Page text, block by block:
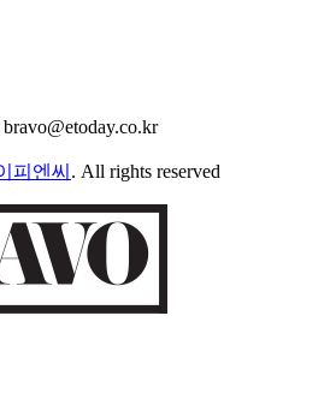
피엔씨 . All rights reserved